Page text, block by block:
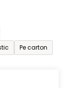
Pe carton